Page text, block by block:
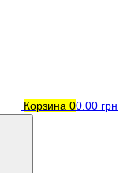
Корзина 00.00 грн